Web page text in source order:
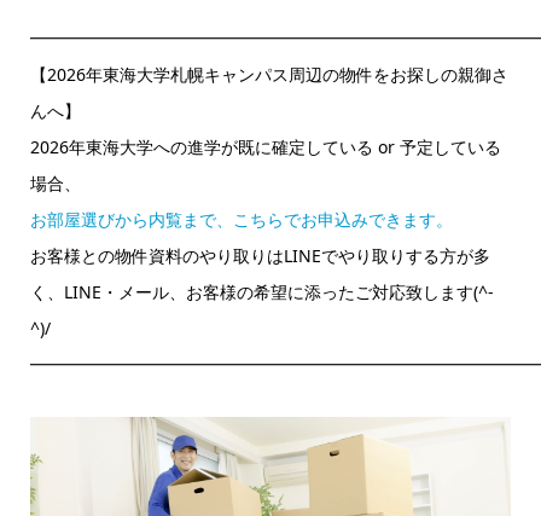
【2026年東海大学札幌キャンパス周辺の物件をお探しの親御さ
んへ】
2026年東海大学への進学が既に確定している or 予定している
場合、
お部屋選びから内覧まで、こちらでお申込みできます。
お客様との物件資料のやり取りはLINEでやり取りする方が多
く、LINE・メール、お客様の希望に添ったご対応致します(^-
^)/